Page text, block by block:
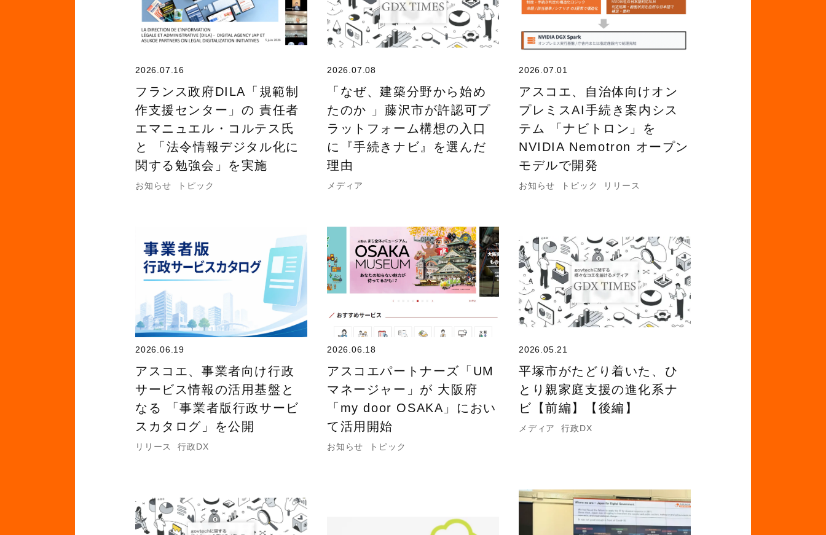
2026.07.16
フランス政府DILA「規範制
作支援センター」の 責任者
エマニュエル・コルテス氏
と 「法令情報デジタル化に
関する勉強会」を実施
お知らせ トピック
2026.07.08
「なぜ、建築分野から始め
たのか 」藤沢市が許認可プ
ラットフォーム構想の入口
に『手続きナビ』を選んだ
理由
メディア
2026.07.01
アスコエ、自治体向けオン
プレミスAI手続き案内シス
テム 「ナビトロン」を
NVIDIA Nemotron オープン
モデルで開発
お知らせ トピック リリース
2026.06.19
アスコエ、事業者向け行政
サービス情報の活用基盤と
なる 「事業者版行政サービ
スカタログ」を公開
リリース 行政DX
2026.06.18
アスコエパートナーズ「UM
マネージャー」が 大阪府
「my door OSAKA」におい
て活用開始
お知らせ トピック
2026.05.21
平塚市がたどり着いた、ひ
とり親家庭支援の進化系ナ
ビ【前編】【後編】
メディア 行政DX